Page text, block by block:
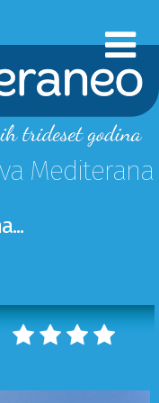
Mediterana